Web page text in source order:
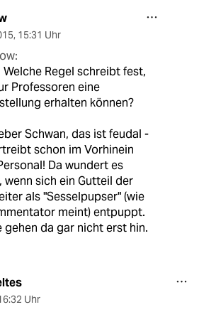
, 15:31 Uhr
Welche Regel schreibt fest,
Professoren eine
erhalten können?
Schwan, das ist feudal -
schon im Vorhinein
Da wundert es
wenn sich ein Gutteil der
als "Sesselpupser" (wie
meint) entpuppt.
gehen da gar nicht erst hin.
Uhr